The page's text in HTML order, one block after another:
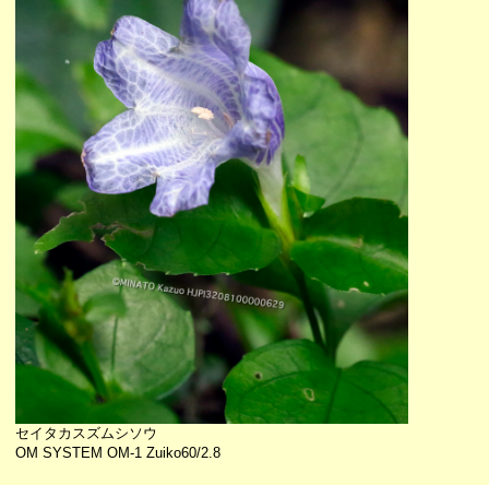
セイタカスズムシソウ
OM SYSTEM OM-1 Zuiko60/2.8